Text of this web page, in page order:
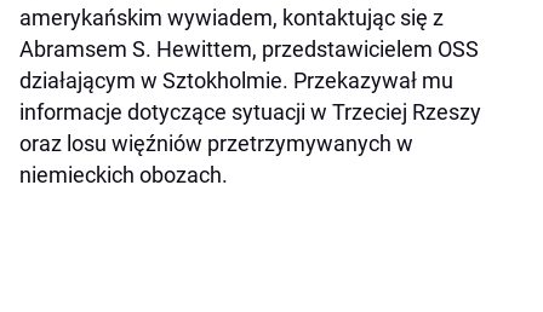
amerykańskim wywiadem, kontaktując się z
Abramsem S. Hewittem, przedstawicielem OSS
działającym w Sztokholmie. Przekazywał mu
informacje dotyczące sytuacji w Trzeciej Rzeszy
oraz losu więźniów przetrzymywanych w
niemieckich obozach.